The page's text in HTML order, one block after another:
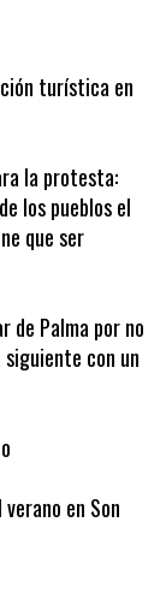
el Mallorca y
turística en
la protesta:
los pueblos el
que ser
de Palma por no
con un
en Son